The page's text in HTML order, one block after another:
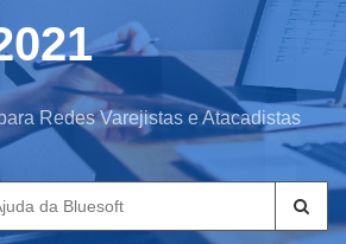
Redes Varejistas e Atacadistas